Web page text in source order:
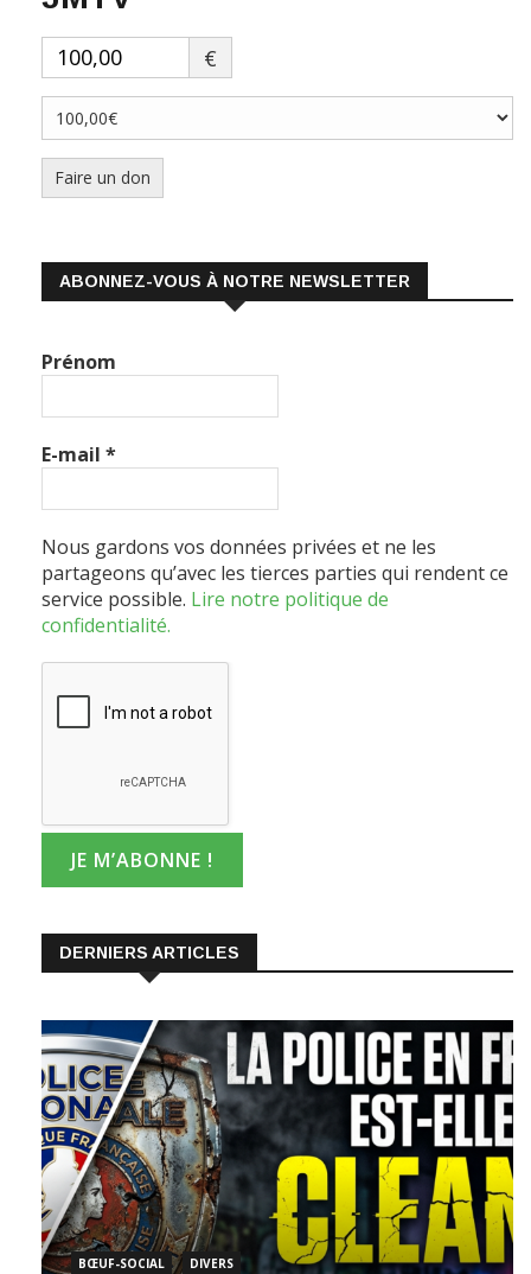
€
Faire un don
ABONNEZ-VOUS À NOTRE NEWSLETTER
Prénom
E-mail *
Nous gardons vos données privées et ne les
partageons qu’avec les tierces parties qui rendent ce
service possible. Lire notre politique de
confidentialité.
DERNIERS ARTICLES
BŒUF-SOCIAL DIVERS